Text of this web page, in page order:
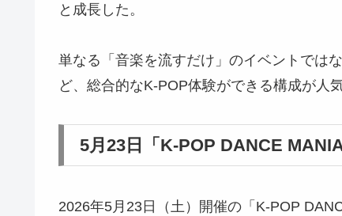
と成長した。
単なる「音楽を流すだけ」のイベントでは
ど、総合的なK-POP体験ができる構成が人
5月23日「K-POP DANCE
2026年5月23日（土）開催の「K-POP